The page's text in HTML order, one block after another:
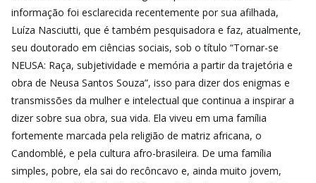
informação foi esclarecida recentemente por sua afilhada,
Luíza Nasciutti, que é também pesquisadora e faz, atualmente,
seu doutorado em ciências sociais, sob o título “Tornar-se
NEUSA: Raça, subjetividade e memória a partir da trajetória e
obra de Neusa Santos Souza”, isso para dizer dos enigmas e
transmissões da mulher e intelectual que continua a inspirar a
dizer sobre sua obra, sua vida. Ela viveu em uma família
fortemente marcada pela religião de matriz africana, o
Candomblé, e pela cultura afro-brasileira. De uma família
simples, pobre, ela sai do recôncavo e, ainda muito jovem,